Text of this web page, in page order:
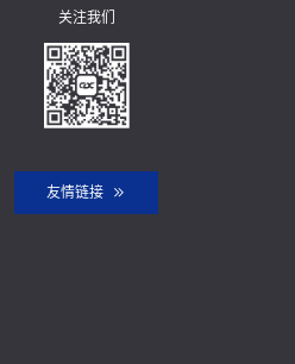
关注我们
友情链接